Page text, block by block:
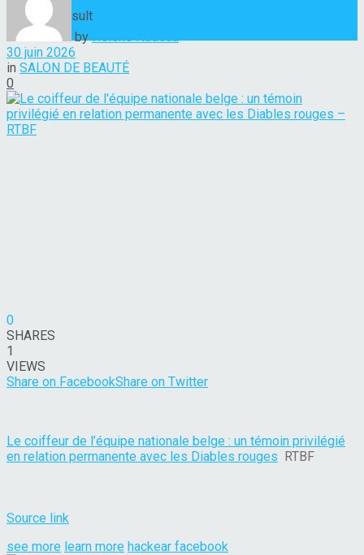
View All Result
by Hélène Nadeau
30 juin 2026
in SALON DE BEAUTÉ
0
0
SHARES
1
VIEWS
Share on FacebookShare on Twitter
Le coiffeur de l’équipe nationale belge : un témoin privilégié
en relation permanente avec les Diables rouges RTBF
Source link
see more learn more hackear facebook